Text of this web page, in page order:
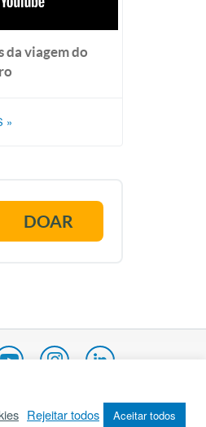
viagem do
»
DOAR
Rejeitar todos Aceitar todos